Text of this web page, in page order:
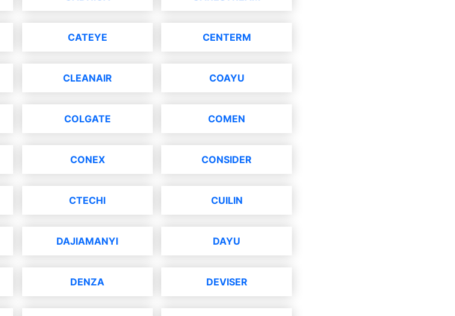
CATEYE CENTERM
CLEANAIR COAYU
COLGATE COMEN
CONEX CONSIDER
CTECHI CUILIN
DAJIAMANYI DAYU
DENZA DEVISER